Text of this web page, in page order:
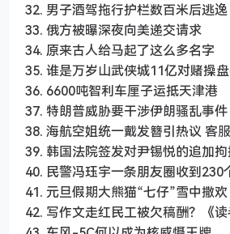
32. 男子酒驾拖行护栏数百米后逃逸
33. 俄方被曝深夜向美递交请求
34. 原来古人给马起了这么多名字
35. 谁是万岁山武侠城11亿对赌操
36. 6600吨智利车厘子运抵天津港
37. 特朗普威胁要干涉伊朗骚乱事件
38. 海航空姐统一戴发簪引热议 客
39. 韩国法院签发对尹锡悦的追加
40. 民警冯珏宇一条朋友圈收到230
41. 元旦假期大熊猫“七仔”雪中撒欢
42. 写作文走红民工被欠稿酬？《